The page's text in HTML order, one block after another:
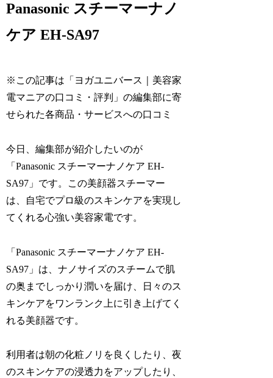
Panasonic スチーマーナノ
ケア EH-SA97
※この記事は「ヨガユニバース｜美容家
電マニアの口コミ・評判」の編集部に寄
せられた各商品・サービスへの口コミ
今日、編集部が紹介したいのが
「Panasonic スチーマーナノケア EH-
SA97」です。この美顔器スチーマー
は、自宅でプロ級のスキンケアを実現し
てくれる心強い美容家電です。
「Panasonic スチーマーナノケア EH-
SA97」は、ナノサイズのスチームで肌
の奥までしっかり潤いを届け、日々のス
キンケアをワンランク上に引き上げてく
れる美顔器です。
利用者は朝の化粧ノリを良くしたり、夜
のスキンケアの浸透力をアップしたり、